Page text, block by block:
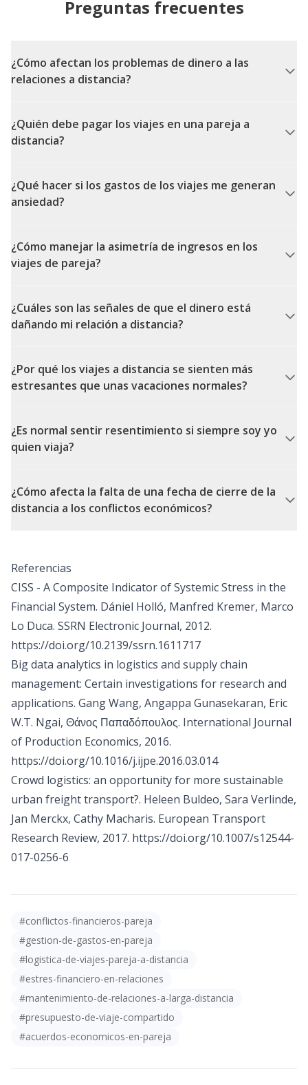
Preguntas frecuentes
¿Cómo afectan los problemas de dinero a las
relaciones a distancia?
¿Quién debe pagar los viajes en una pareja a
distancia?
¿Qué hacer si los gastos de los viajes me generan
ansiedad?
¿Cómo manejar la asimetría de ingresos en los
viajes de pareja?
¿Cuáles son las señales de que el dinero está
dañando mi relación a distancia?
¿Por qué los viajes a distancia se sienten más
estresantes que unas vacaciones normales?
¿Es normal sentir resentimiento si siempre soy yo
quien viaja?
¿Cómo afecta la falta de una fecha de cierre de la
distancia a los conflictos económicos?
Referencias
CISS - A Composite Indicator of Systemic Stress in the
Financial System. Dániel Holló, Manfred Kremer, Marco
Lo Duca. SSRN Electronic Journal, 2012.
https://doi.org/10.2139/ssrn.1611717
Big data analytics in logistics and supply chain
management: Certain investigations for research and
applications. Gang Wang, Angappa Gunasekaran, Eric
W.T. Ngai, Θάνος Παπαδόπουλος. International Journal
of Production Economics, 2016.
https://doi.org/10.1016/j.ijpe.2016.03.014
Crowd logistics: an opportunity for more sustainable
urban freight transport?. Heleen Buldeo, Sara Verlinde,
Jan Merckx, Cathy Macharis. European Transport
Research Review, 2017. https://doi.org/10.1007/s12544-
017-0256-6
#conflictos-financieros-pareja
#gestion-de-gastos-en-pareja
#logistica-de-viajes-pareja-a-distancia
#estres-financiero-en-relaciones
#mantenimiento-de-relaciones-a-larga-distancia
#presupuesto-de-viaje-compartido
#acuerdos-economicos-en-pareja